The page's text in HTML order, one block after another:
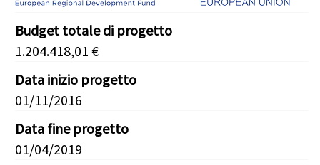
Budget totale di progetto
1.204.418,01 €
Data inizio progetto
01/11/2016
Data fine progetto
01/04/2019